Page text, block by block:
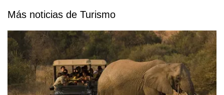
Más noticias de Turismo